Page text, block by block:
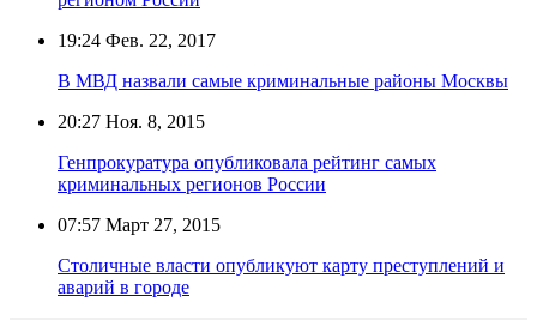
19:24 Фев. 22, 2017
В МВД назвали самые криминальные районы Москвы
20:27 Ноя. 8, 2015
Генпрокуратура опубликовала рейтинг самых
криминальных регионов России
07:57 Март 27, 2015
Столичные власти опубликуют карту преступлений и
аварий в городе